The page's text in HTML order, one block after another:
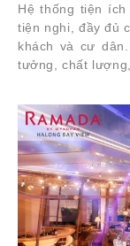
Hệ thống tiện
tiện nghi, đầy đủ
khách và cư
tưởng, chất